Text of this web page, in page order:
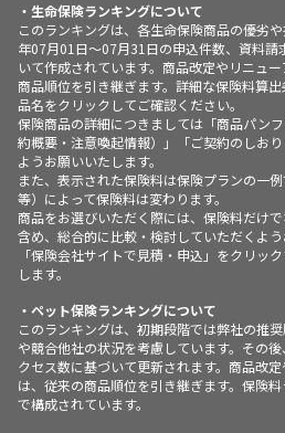
・生命保険ランキングについて
このランキングは、各生命保険商品の優劣
年07月01日～07月31日の申込件数、資料請
いて作成されています。商品改定やリニュ
商品順位を引き継ぎます。詳細な保険料算
品名をクリックしてご確認ください。
保険商品の詳細につきましては「商品パン
約概要・注意喚起情報）」「ご契約のしお
ようお願いいたします。
また、表示された保険料は保険プランの一
等）によって保険料は変わります。
商品をお選びいただく際には、保険料だけ
含め、総合的に比較・検討していただくよう
「保険会社サイトで見積・申込」をクリッ
します。
・ペット保険ランキングについて
このランキングは、初期段階では弊社の推
や競合他社の状況を考慮しています。その
クセス数に基づいて更新されます。商品改
は、従来の商品順位を引き継ぎます。保険
で構成されています。